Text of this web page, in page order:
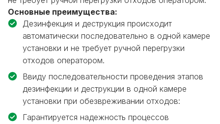
Основные преимущества:
Дезинфекция и деструкция происходит
автоматически последовательно в одной камере
установки и не требует ручной перегрузки
отходов оператором.
Ввиду последовательности проведения этапов
дезинфекции и деструкции в одной камере
установки при обезвреживании отходов:
Гарантируется надежность процессов